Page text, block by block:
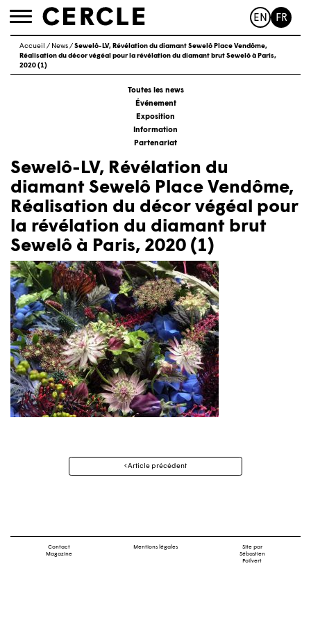
Toggle
EN FR
Accueil / News/Sewelô-LV, Révélation du diamant Sewelô Place Vendôme,
Réalisation du décor végéal pour la révélation du diamant brut Sewelô à Paris,
2020 (1)
Toutes les news
Événement
Exposition
Information
Partenariat
Sewelô-LV, Révélation du
diamant Sewelô Place Vendôme,
Réalisation du décor végéal pour
la révélation du diamant brut
Sewelô à Paris, 2020 (1)
Navigation
Article précédent
Contact
Magazine
Mentions légales
Site par
Sébastien
Poilvert